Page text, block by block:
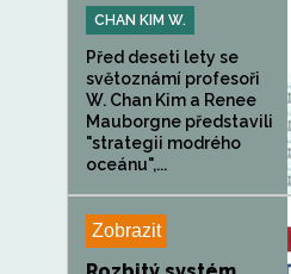
CHAN KIM W.
Před deseti lety se
světoznámí profesoři
W. Chan Kim a Renee
Mauborgne představili
"strategii modrého
oceánu",...
Zobrazit